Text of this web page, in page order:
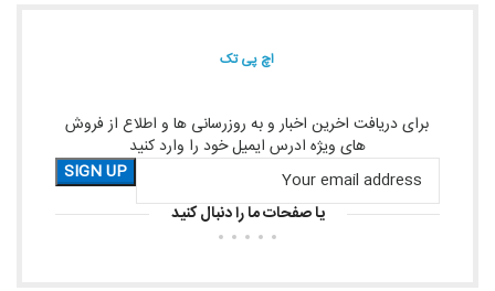
اچ پی تک
برای دریافت اخرین اخبار و به روزرسانی ها و اطلاع از فروش
های ویژه ادرس ایمیل خود را وارد کنید
یا صفحات ما را دنبال کنید